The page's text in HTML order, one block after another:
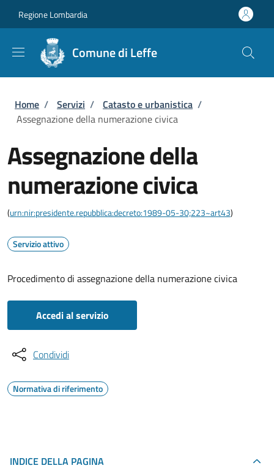
Regione Lombardia
Comune di Leffe
Briciole di pane
Home / Servizi / Catasto e urbanistica /
Assegnazione della numerazione civica
Assegnazione della
numerazione civica
(urn:nir:presidente.repubblica:decreto:1989-05-30;223~art43)
Servizio attivo
Procedimento di assegnazione della numerazione civica
Accedi al servizio
Condividi
Normativa di riferimento
INDICE DELLA PAGINA